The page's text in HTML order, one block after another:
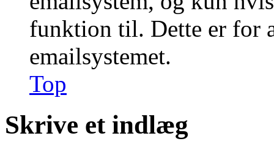
funktion til. Dette er for
emailsystemet.
Top
Skrive et indlæg